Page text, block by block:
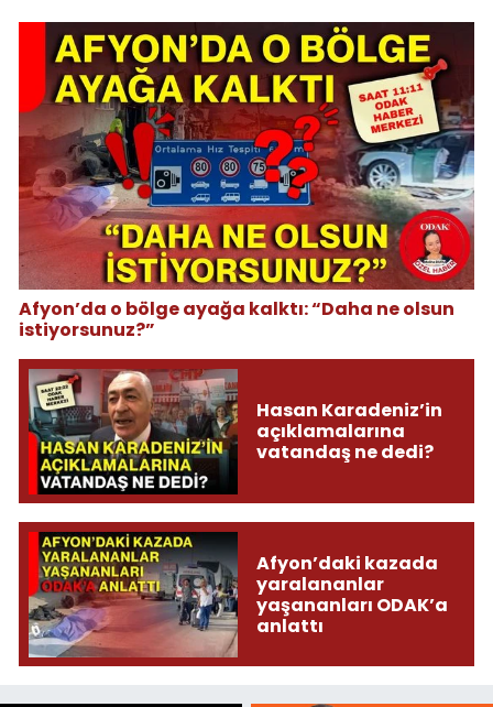
Afyon’da o bölge ayağa kalktı: “Daha ne olsun
istiyorsunuz?”
Hasan Karadeniz’in
açıklamalarına
vatandaş ne dedi?
Afyon’daki kazada
yaralananlar
yaşananları ODAK’a
anlattı